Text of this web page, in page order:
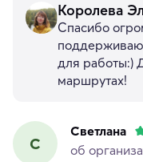
Королева
Спасибо
для работы:)
маршрутах!
С
Светлана
об